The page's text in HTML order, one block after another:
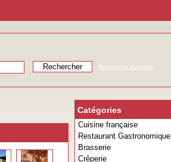
Recherche avancée
Catégories
Cuisine française
Restaurant Gastronomique
Brasserie
Crêperie